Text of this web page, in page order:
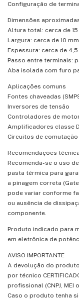
Configuração de
Dimensões
Altura total: cerca de 15
Largura: cerca de 10 mm
Espessura: cerca de 4,5
Passo entre terminais:
Aba isolada com furo
Aplicações comuns
Fontes chaveadas
Inversores de tensão
Controladores de
Amplificadores classe D
Circuitos de
Recomendações
Recomenda-se o uso
pasta térmica para
a pinagem correta
pode variar conforme
ou ausência de
componente.
Produto indicado para
em eletrônica de
AVISO IMPORTANTE
A devolução do
por técnico
profissional (CNPJ,
Caso o produto tenha